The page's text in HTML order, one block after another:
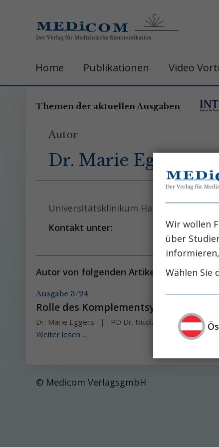
Home Publikationen Video
Themen der aktuellen Ausgaben
Autor
Dr. Marie Eggers
Universitätsklinikum Hamburg-
Kontakt unter:
Autor von folgenden Artikeln:
Ausgabe 3/24
Rolle des Komplementsystems in
Dr. Marie Eggers
PD Dr. Nicola M. Tomas
Weiter lesen ...
© Medicom VerlagsgmbH
Wir wollen
über
Wählen Sie